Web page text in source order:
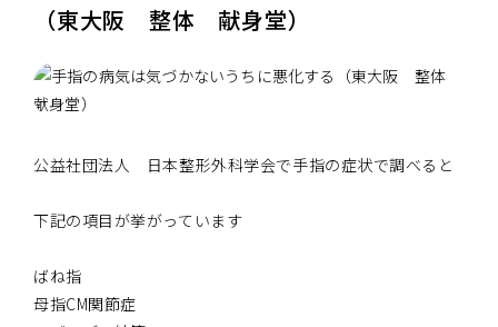
（東大阪 整体 献身堂）
公益社団法人 日本整形外科学会で手指の症状で調べると
下記の項目が挙がっています
ばね指
母指CM関節症